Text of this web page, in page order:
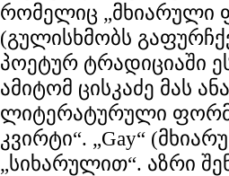
რომელიც „მხიარული
(გულისხმობს
პოეტურ ტრადიციაში
ამიტომ ცისკაძე მას
ლიტერატურული
კვირტი“. „Gay“
„სიხარულით“. აზრი